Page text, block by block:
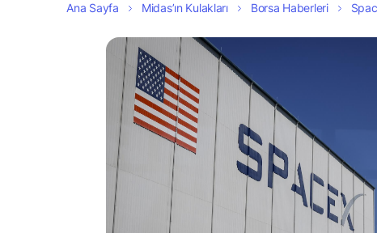
Ana Sayfa Midas’ın Kulakları Borsa Haberleri